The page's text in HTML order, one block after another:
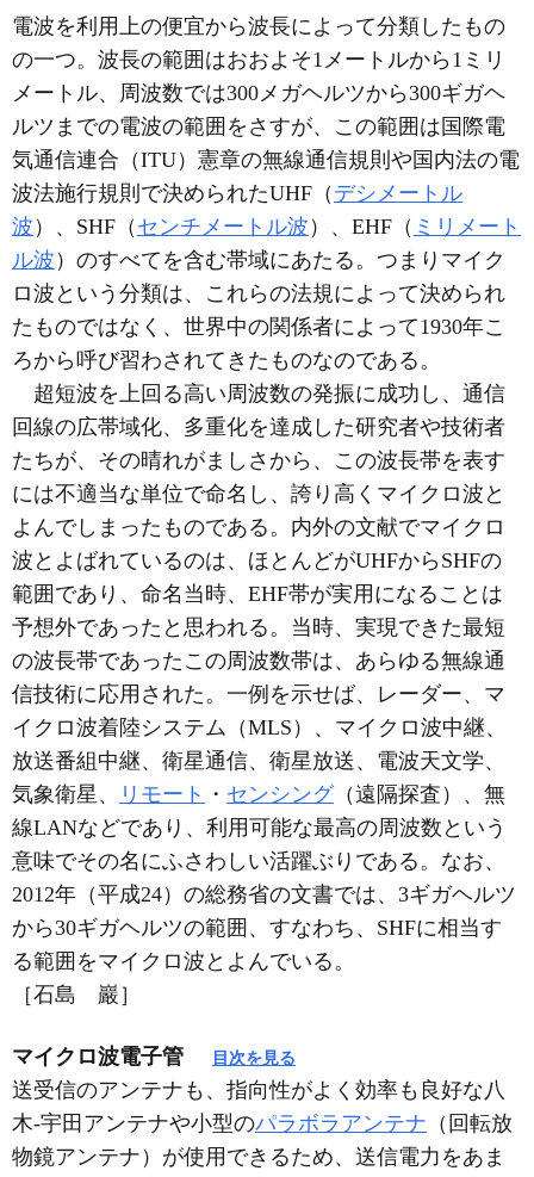
電波を利用上の便宜から波長によって分類したもの
の一つ。波長の範囲はおおよそ1メートルから1ミリ
メートル、周波数では300メガヘルツから300ギガヘ
ルツまでの電波の範囲をさすが、この範囲は国際電
気通信連合（ITU）憲章の無線通信規則や国内法の電
波法施行規則で決められたUHF（ デシメートル
波 ）、SHF（ センチメートル波 ）、EHF（ ミリメート
ル波 ）のすべてを含む帯域にあたる。つまりマイク
ロ波という分類は、これらの法規によって決められ
たものではなく、世界中の関係者によって1930年こ
ろから呼び習わされてきたものなのである。
超短波を上回る高い周波数の発振に成功し、通信
回線の広帯域化、多重化を達成した研究者や技術者
たちが、その晴れがましさから、この波長帯を表す
には不適当な単位で命名し、誇り高くマイクロ波と
よんでしまったものである。内外の文献でマイクロ
波とよばれているのは、ほとんどがUHFからSHFの
範囲であり、命名当時、EHF帯が実用になることは
予想外であったと思われる。当時、実現できた最短
の波長帯であったこの周波数帯は、あらゆる無線通
信技術に応用された。一例を示せば、レーダー、マ
イクロ波着陸システム（MLS）、マイクロ波中継、
放送番組中継、衛星通信、衛星放送、電波天文学、
気象衛星、
リモート ・ センシング（遠隔探査）、無
線LANなどであり、利用可能な最高の周波数という
意味でその名にふさわしい活躍ぶりである。なお、
2012年（平成24）の総務省の文書では、3ギガヘルツ
から30ギガヘルツの範囲、すなわち、SHFに相当す
る範囲をマイクロ波とよんでいる。
［石島 巖］
マイクロ波電子管 目次を見る
送受信のアンテナも、指向性がよく効率も良好な八
木‐宇田アンテナや小型のパラボラアンテナ （回転放
物鏡アンテナ）が使用できるため、送信電力をあま